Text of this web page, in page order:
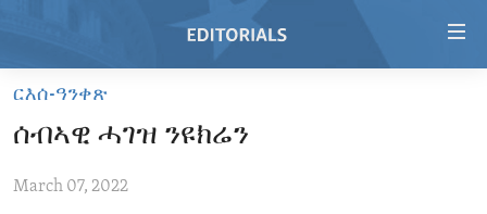
Skip
main
SkipRADIO
ርእሰ-ዓንቀጽ
ሰብኣዊ ሓገዝ ንዩክሬን
March 07, 2022